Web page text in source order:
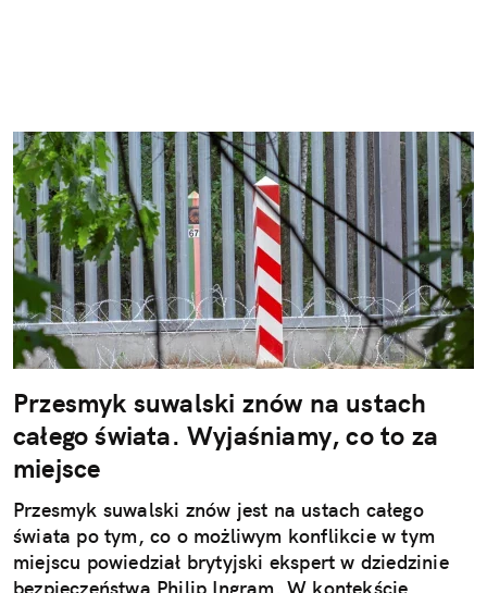
Przesmyk suwalski znów na ustach
całego świata. Wyjaśniamy, co to za
miejsce
Przesmyk suwalski znów jest na ustach całego
świata po tym, co o możliwym konflikcie w tym
miejscu powiedział brytyjski ekspert w dziedzinie